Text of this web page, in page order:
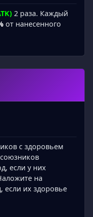
2 раза. Каждый
от нанесенного
с здоровьем
если у них
на
если их здоровье